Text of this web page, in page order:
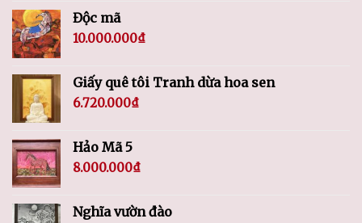
Độc mã
10.000.000₫
Giấy quê tôi Tranh dừa hoa sen
6.720.000₫
Hảo Mã 5
8.000.000₫
Nghĩa vườn đào